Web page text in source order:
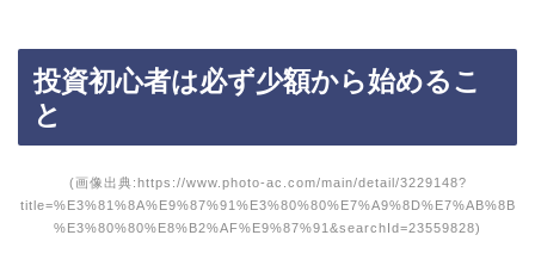
投資初心者は必ず少額から始めるこ
と
(画像出典:https://www.photo-ac.com/main/detail/3229148?
title=%E3%81%8A%E9%87%91%E3%80%80%E7%A9%8D%E7%AB%8B
%E3%80%80%E8%B2%AF%E9%87%91&searchId=23559828)